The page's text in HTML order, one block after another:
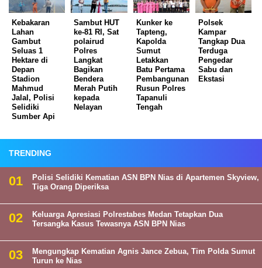
Kebakaran
Lahan
Gambut
Seluas 1
Hektare di
Depan
Stadion
Mahmud
Jalal, Polisi
Selidiki
Sumber Api
Sambut HUT
ke-81 RI, Sat
polairud
Polres
Langkat
Bagikan
Bendera
Merah Putih
kepada
Nelayan
Kunker ke
Tapteng,
Kapolda
Sumut
Letakkan
Batu Pertama
Pembangunan
Rusun Polres
Tapanuli
Tengah
Polsek
Kampar
Tangkap Dua
Terduga
Pengedar
Sabu dan
Ekstasi
TRENDING
Polisi Selidiki Kematian ASN BPN Nias di Apartemen Skyview,
Tiga Orang Diperiksa
Keluarga Apresiasi Polrestabes Medan Tetapkan Dua
Tersangka Kasus Tewasnya ASN BPN Nias
Mengungkap Kematian Agnis Jance Zebua, Tim Polda Sumut
Turun ke Nias